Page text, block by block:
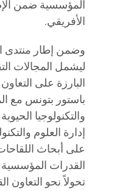
المؤسسية ضمن
الأفريقي.
وضمن إطار منتدى
ليشمل المجالات
البارزة على
باستور بتونس مع
إدارة العلوم
على أبحاث
القدرات
تحولاً نحو التعاون